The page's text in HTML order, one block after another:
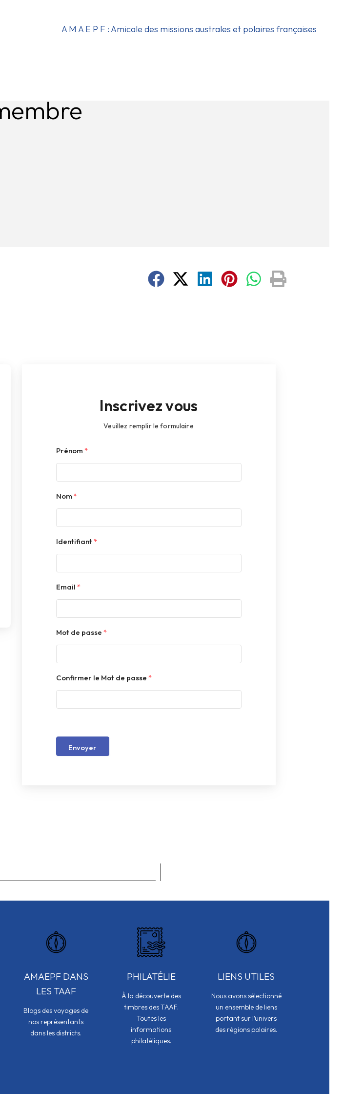
A M A E P F : Amicale des missions australes et polaires françaises
Inscrivez vous
Veuillez remplir le formulaire
Prénom *
Nom *
Identifiant*
Email *
Mot de passe *
Confirmer le Mot de passe *
Envoyer
AMAEPF DANS
LES TAAF
Blogs des voyages de
nos représentants
dans les districts.
PHILATÉLIE
À la découverte des
timbres des TAAF.
Toutes les
informations
philatéliques.
LIENS UTILES
Nous avons sélectionné
un ensemble de liens
portant sur l’univers
des régions polaires.